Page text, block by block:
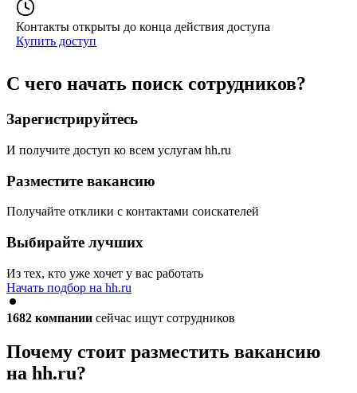
Контакты открыты до конца действия доступа
Купить доступ
С чего начать поиск сотрудников?
Зарегистрируйтесь
И получите доступ ко всем услугам hh.ru
Разместите вакансию
Получайте отклики с контактами соискателей
Выбирайте лучших
Из тех, кто уже хочет у вас работать
Начать подбор на hh.ru
1682 компании сейчас ищут сотрудников
Почему стоит разместить вакансию
на hh.ru?